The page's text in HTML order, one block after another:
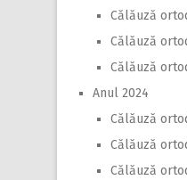
Călăuză
Călăuză
Călăuză
Anul 2024
Călăuză
Călăuză
Călăuză